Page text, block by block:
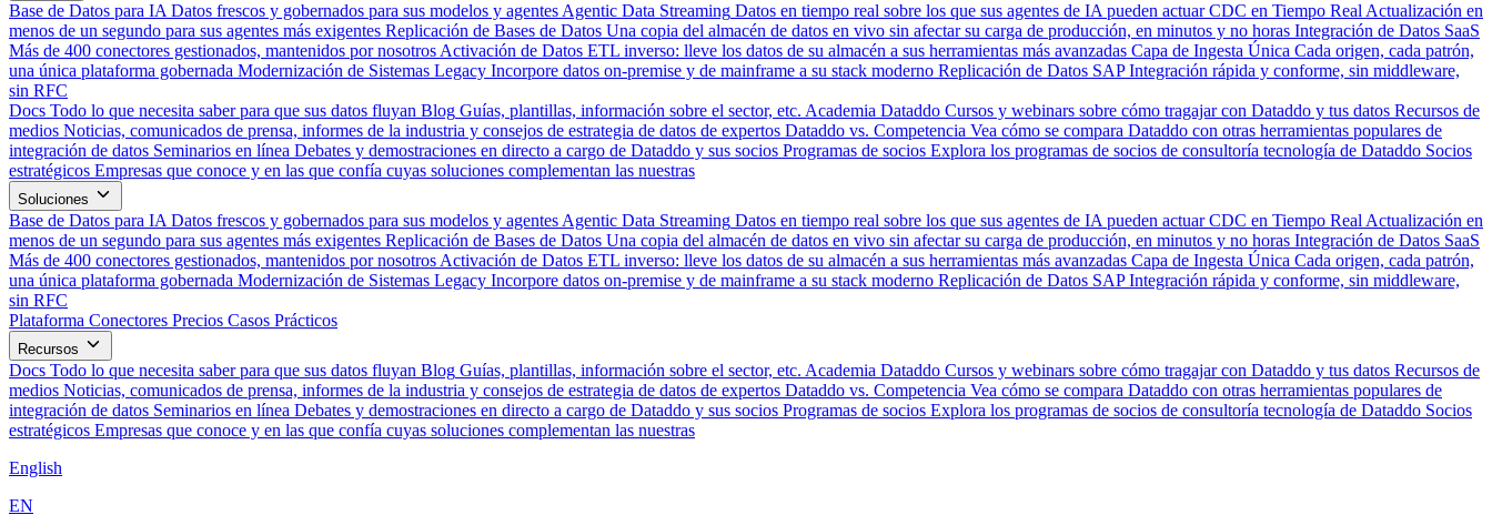
Base de Datos para IA Datos frescos y gobernados para sus modelos y agentes Agentic Data Streaming Datos en tiempo real sobre los que sus agentes de IA pueden actuar CDC en Tiempo Real Actualización en
menos de un segundo para sus agentes más exigentes Replicación de Bases de Datos Una copia del almacén de datos en vivo sin afectar su carga de producción, en minutos y no horas Integración de Datos SaaS
Más de 400 conectores gestionados, mantenidos por nosotros Activación de Datos ETL inverso: lleve los datos de su almacén a sus herramientas más avanzadas Capa de Ingesta Única Cada origen, cada patrón,
una única plataforma gobernada Modernización de Sistemas Legacy Incorpore datos on-premise y de mainframe a su stack moderno Replicación de Datos SAP Integración rápida y conforme, sin middleware,
sin RFC
Docs Todo lo que necesita saber para que sus datos fluyan Blog Guías, plantillas, información sobre el sector, etc. Academia Dataddo Cursos y webinars sobre cómo tragajar con Dataddo y tus datos Recursos de
medios Noticias, comunicados de prensa, informes de la industria y consejos de estrategia de datos de expertos Dataddo vs. Competencia Vea cómo se compara Dataddo con otras herramientas populares de
integración de datos Seminarios en línea Debates y demostraciones en directo a cargo de Dataddo y sus socios Programas de socios Explora los programas de socios de consultoría tecnología de Dataddo Socios
estratégicos Empresas que conoce y en las que confía cuyas soluciones complementan las nuestras
Soluciones
Base de Datos para IA Datos frescos y gobernados para sus modelos y agentes Agentic Data Streaming Datos en tiempo real sobre los que sus agentes de IA pueden actuar CDC en Tiempo Real Actualización en
menos de un segundo para sus agentes más exigentes Replicación de Bases de Datos Una copia del almacén de datos en vivo sin afectar su carga de producción, en minutos y no horas Integración de Datos SaaS
Más de 400 conectores gestionados, mantenidos por nosotros Activación de Datos ETL inverso: lleve los datos de su almacén a sus herramientas más avanzadas Capa de Ingesta Única Cada origen, cada patrón,
una única plataforma gobernada Modernización de Sistemas Legacy Incorpore datos on-premise y de mainframe a su stack moderno Replicación de Datos SAP Integración rápida y conforme, sin middleware,
sin RFC
Plataforma Conectores Precios Casos Prácticos
Recursos
Docs Todo lo que necesita saber para que sus datos fluyan Blog Guías, plantillas, información sobre el sector, etc. Academia Dataddo Cursos y webinars sobre cómo tragajar con Dataddo y tus datos Recursos de
medios Noticias, comunicados de prensa, informes de la industria y consejos de estrategia de datos de expertos Dataddo vs. Competencia Vea cómo se compara Dataddo con otras herramientas populares de
integración de datos Seminarios en línea Debates y demostraciones en directo a cargo de Dataddo y sus socios Programas de socios Explora los programas de socios de consultoría tecnología de Dataddo Socios
estratégicos Empresas que conoce y en las que confía cuyas soluciones complementan las nuestras
English
EN